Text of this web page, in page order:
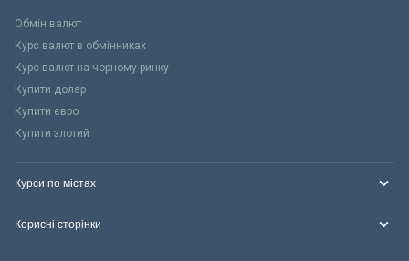
Обмін валют
Курс валют в обмінниках
Курс валют на чорному ринку
Купити долар
Купити євро
Купити злотий
Курси по містах
Корисні сторінки